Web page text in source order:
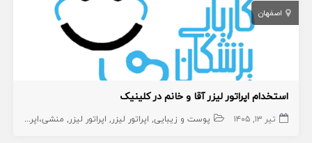
اصفهان
استخدام اپراتور لیزر آقا و خانم در کلینیک
تیر ۱۳, ۱۴۰۵ پوست و زیبایی اپراتور لیزر اپراتور لیزر منشی،اپراتور،دستیار